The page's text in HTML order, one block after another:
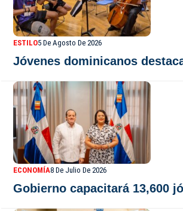
ESTILO5 De Agosto De 2026
Jóvenes dominicanos
ECONOMÍA8 De Julio De 2026
Gobierno capacitará 13,600